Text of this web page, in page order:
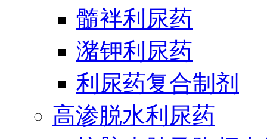
髓袢利尿药
潴钾利尿药
利尿药复合制剂
高渗脱水利尿药